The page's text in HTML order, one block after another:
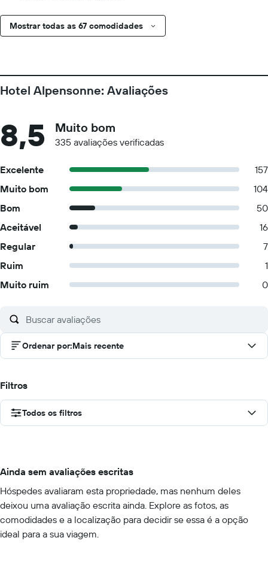
Mostrar todas as 67 comodidades
Hotel Alpensonne: Avaliações
8,5 Muito bom
335 avaliações verificadas
Excelente
157
Muito bom
104
Bom
50
Aceitável
16
Regular
7
Ruim
1
Muito ruim
0
Ordenar por:Mais recente
Filtros
Todos os filtros
Ainda sem avaliações escritas
Hóspedes avaliaram esta propriedade, mas nenhum deles
deixou uma avaliação escrita ainda. Explore as fotos, as
comodidades e a localização para decidir se essa é a opção
ideal para a sua viagem.